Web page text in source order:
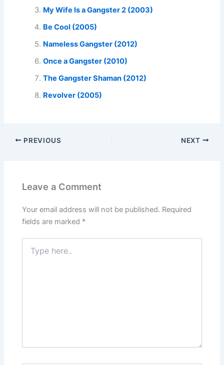
My Wife Is a Gangster 2 (2003)
Be Cool (2005)
Nameless Gangster (2012)
Once a Gangster (2010)
The Gangster Shaman (2012)
Revolver (2005)
PREVIOUS NEXT
Leave a Comment
Your email address will not be published. Required
fields are marked *
here..